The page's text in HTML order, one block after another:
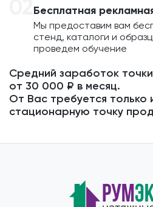
Бесплатная
Мы предоставим вам
стенд, каталоги и
проведем обучение
Средний заработок
от 30 000 ₽ в месяц.
От Вас требуется только
стационарную точку